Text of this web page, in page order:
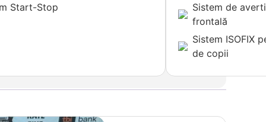
Start-Stop
Sistem de
frontală
Sistem ISOFIX
de copii